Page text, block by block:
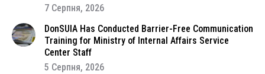
7 Серпня, 2026
DonSUIA Has Conducted Barrier-Free Communication
Training for Ministry of Internal Affairs Service
Center Staff
5 Серпня, 2026